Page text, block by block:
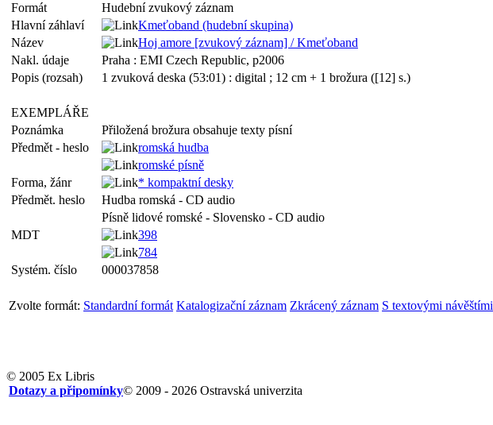
Formát
Hudební zvukový záznam
Hlavní záhlaví
Kmeťoband (hudební skupina)
Název
Hoj amore [zvukový záznam] / Kmeťoband
Nakl. údaje
Praha : EMI Czech Republic, p2006
Popis (rozsah)
1 zvuková deska (53:01) : digital ; 12 cm + 1 brožura ([12] s.)
EXEMPLÁŘE
Poznámka
Přiložená brožura obsahuje texty písní
Předmět - heslo
romská hudba
romské písně
Forma, žánr
* kompaktní desky
Předmět. heslo
Hudba romská - CD audio
Písně lidové romské - Slovensko - CD audio
MDT
398
784
Systém. číslo
000037858
Zvolte formát: Standardní formát Katalogizační záznam Zkrácený záznam S textovými návěštími
© 2005 Ex Libris
© 2009 - 2026 Ostravská univerzita
Dotazy a připomínky